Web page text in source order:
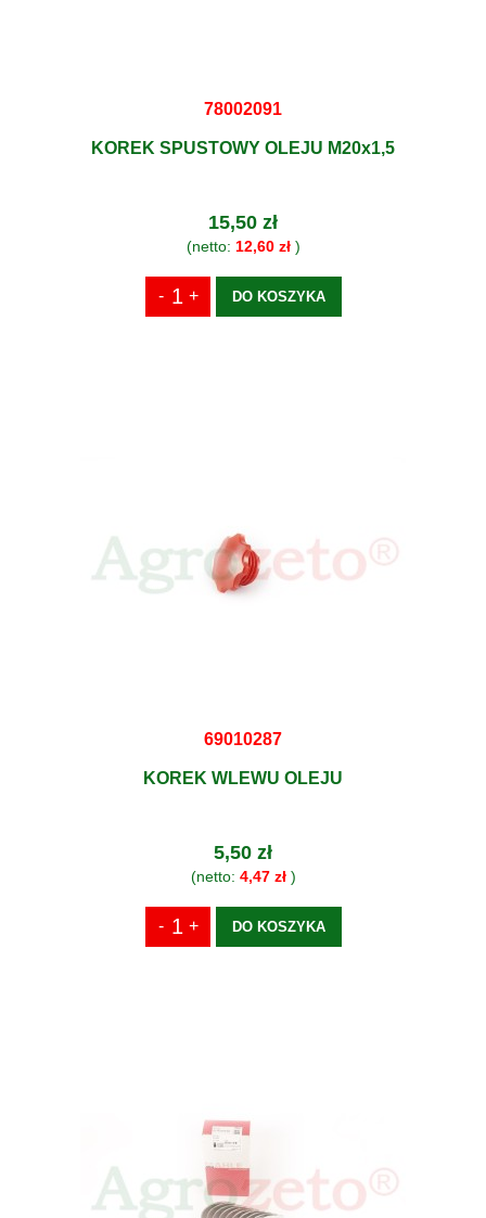
78002091
KOREK SPUSTOWY OLEJU M20x1,5
15,50 zł
(netto: 12,60 zł)
DO KOSZYKA
69010287
KOREK WLEWU OLEJU
5,50 zł
(netto: 4,47 zł)
DO KOSZYKA